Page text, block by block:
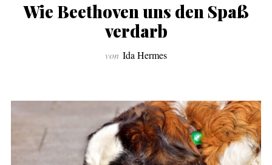
Wie Beethoven uns den Spaß
verdarb
von Ida Hermes